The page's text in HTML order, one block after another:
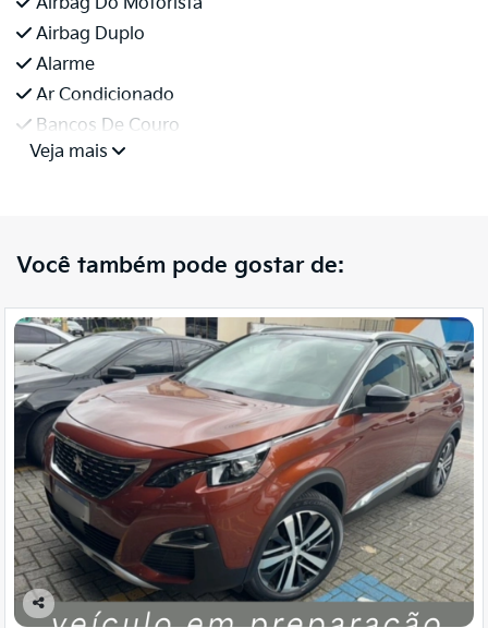
Airbag Duplo
Alarme
Ar Condicionado
Bancos De Couro
Veja mais
Você também pode gostar de:
Co